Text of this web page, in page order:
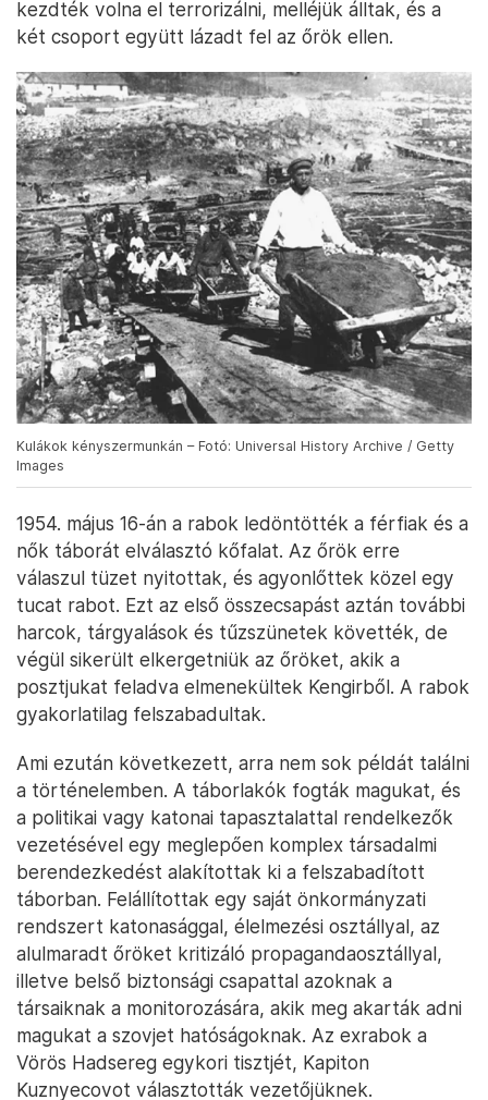
kezdték volna el terrorizálni, melléjük álltak, és a
két csoport együtt lázadt fel az őrök ellen.
Kulákok kényszermunkán – Fotó: Universal History Archive / Getty
Images
1954. május 16-án a rabok ledöntötték a férfiak és a
nők táborát elválasztó kőfalat. Az őrök erre
válaszul tüzet nyitottak, és agyonlőttek közel egy
tucat rabot. Ezt az első összecsapást aztán további
harcok, tárgyalások és tűzszünetek követték, de
végül sikerült elkergetniük az őröket, akik a
posztjukat feladva elmenekültek Kengirből. A rabok
gyakorlatilag felszabadultak.
Ami ezután következett, arra nem sok példát találni
a történelemben. A táborlakók fogták magukat, és
a politikai vagy katonai tapasztalattal rendelkezők
vezetésével egy meglepően komplex társadalmi
berendezkedést alakítottak ki a felszabadított
táborban. Felállítottak egy saját önkormányzati
rendszert katonasággal, élelmezési osztállyal, az
alulmaradt őröket kritizáló propagandaosztállyal,
illetve belső biztonsági csapattal azoknak a
társaiknak a monitorozására, akik meg akarták adni
magukat a szovjet hatóságoknak. Az exrabok a
Vörös Hadsereg egykori tisztjét, Kapiton
Kuznyecovot választották vezetőjüknek.